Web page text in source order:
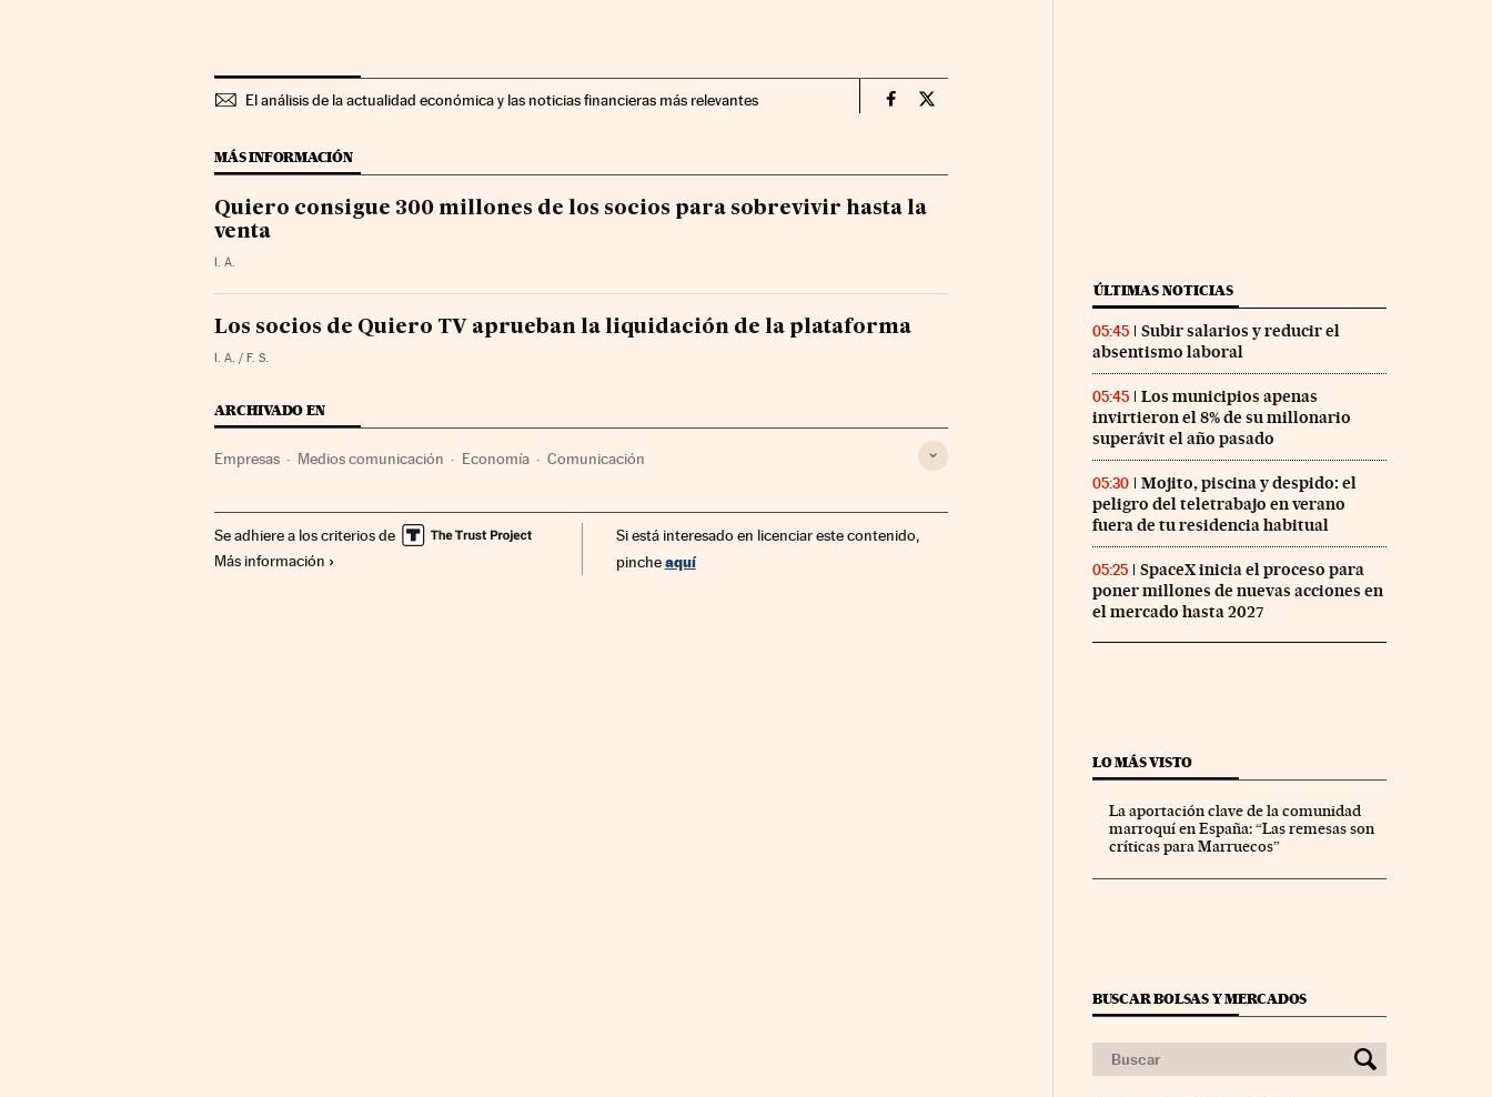
El análisis de la actualidad económica y las noticias financieras más relevantes Companias Cinco Días en Facebook
Companias Cinco Días en Twitter
MÁS INFORMACIÓN
Quiero consigue 300 millones de los socios para sobrevivir hasta la
venta
I. A.
Los socios de Quiero TV aprueban la liquidación de la plataforma
I. A. / F. S.
ARCHIVADO EN
Empresas Medios comunicación Economía Comunicación
Se adhiere a los criterios de
Más información
Si está interesado en licenciar este contenido,
pincheaquí
ÚLTIMAS NOTICIAS
05:45
Subir salarios y reducir el
absentismo laboral
05:45
Los municipios apenas
invirtieron el 8% de su millonario
superávit el año pasado
05:30
Mojito, piscina y despido: el
peligro del teletrabajo en verano
fuera de tu residencia habitual
05:25
SpaceX inicia el proceso para
poner millones de nuevas acciones en
el mercado hasta 2027
LO MÁS VISTO
La aportación clave de la comunidad
marroquí en España: “Las remesas son
críticas para Marruecos”
BUSCAR BOLSAS Y MERCADOS